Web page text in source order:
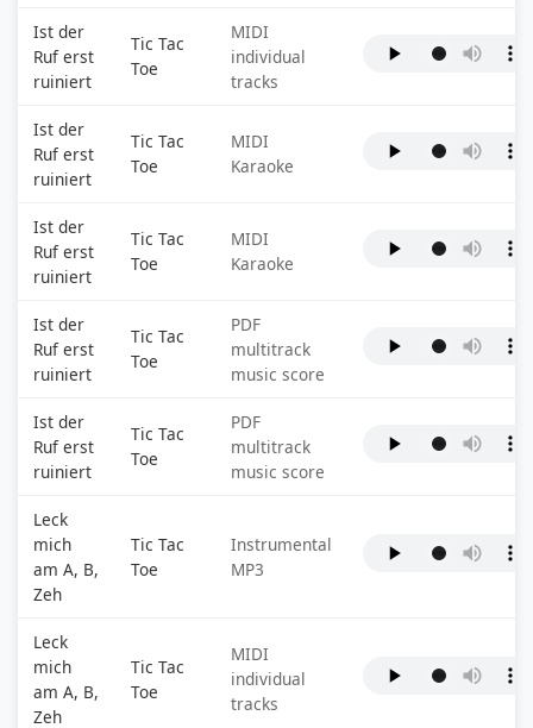
Ist der
Ruf erst
ruiniert
Tic Tac
Toe
MIDI
individual
tracks
Ist der
Ruf erst
ruiniert
Tic Tac
Toe
MIDI
Karaoke
Ist der
Ruf erst
ruiniert
Tic Tac
Toe
MIDI
Karaoke
Ist der
Ruf erst
ruiniert
Tic Tac
Toe
PDF
multitrack
music score
Ist der
Ruf erst
ruiniert
Tic Tac
Toe
PDF
multitrack
music score
Leck
mich
am A, B,
Zeh
Tic Tac
Toe
Instrumental
MP3
Leck
mich
am A, B,
Zeh
Tic Tac
Toe
MIDI
individual
tracks